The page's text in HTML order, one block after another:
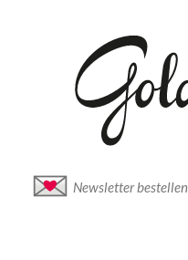
Newsletter bestellen